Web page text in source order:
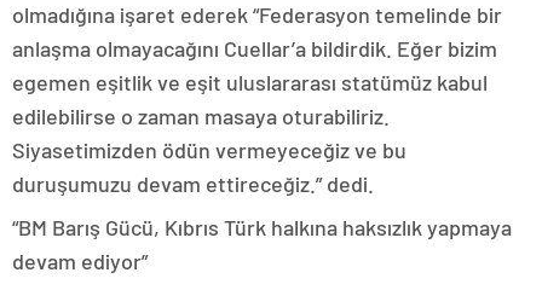
olmadığına işaret ederek “Federasyon temelinde bir
anlaşma olmayacağını Cuellar’a bildirdik. Eğer bizim
egemen eşitlik ve eşit uluslararası statümüz kabul
edilebilirse o zaman masaya oturabiliriz.
Siyasetimizden ödün vermeyeceğiz ve bu
duruşumuzu devam ettireceğiz.” dedi.
“BM Barış Gücü, Kıbrıs Türk halkına haksızlık yapmaya
devam ediyor”